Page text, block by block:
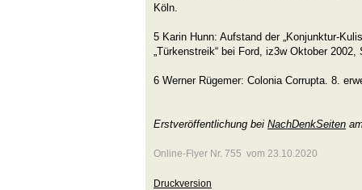
Köln.
5 Karin Hunn: Aufstand der „Konjunktur-
„Türkenstreik“ bei Ford, iz3w Oktober 2002,
6 Werner Rügemer: Colonia Corrupta. 8.
Erstveröffentlichung bei NachDenkSeiten
Online-Flyer Nr. 755 vom 23.10.2020
Druckversion